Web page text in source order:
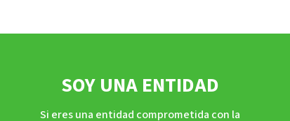
SOY UNA ENTIDAD
Si eres una entidad comprometida con la